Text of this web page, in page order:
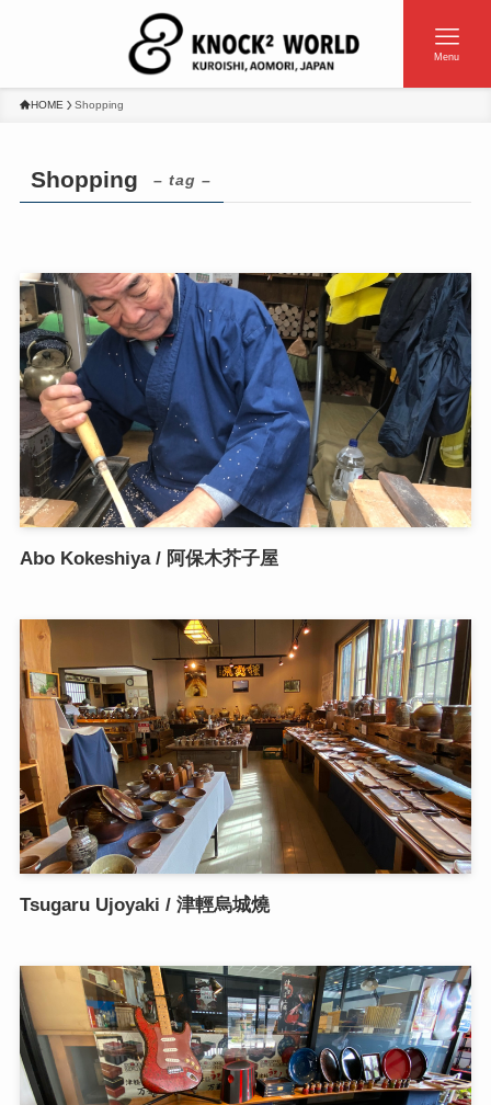
Menu
HOME Shopping
Shopping – tag –
Abo Kokeshiya / 阿保木芥子屋
Tsugaru Ujoyaki / 津輕烏城燒